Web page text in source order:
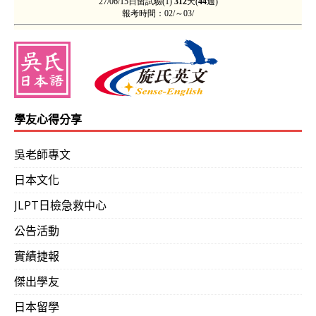
學友心得分享
吳老師專文
日本文化
JLPT日檢急救中心
公告活動
實績捷報
傑出學友
日本留學